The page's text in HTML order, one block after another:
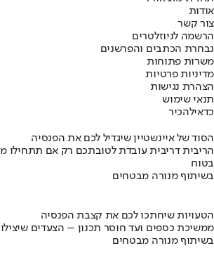
אודות
צור קשר
הרשמה לניוזלטרים
נבחרת הכתבים והפרשנים
משרות פתוחות
מדיניות פרטיות
הצהרת נגישות
תנאי שימוש
כדאילהכיר
הסוד של איינשטיין שיגדיל לכם את הפנסיה
הריבית דריבית עובדת לטובתכם רק אם תתחילו
בטוח
בשיתוף מנורה מבטחים
הטעויות שיחתכו לכם את קצבת הפנסיה
ממשיכת כספים ועד חוסר תכנון – הצעדים
בשיתוף מנורה מבטחים